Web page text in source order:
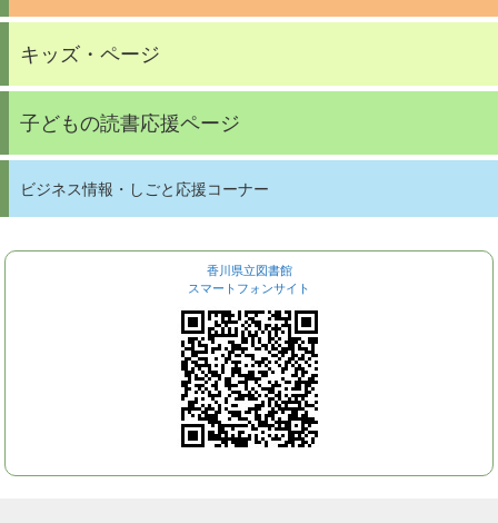
キッズ・ページ
子どもの読書応援ページ
ビジネス情報・しごと応援コーナー
香川県立図書館
スマートフォンサイト